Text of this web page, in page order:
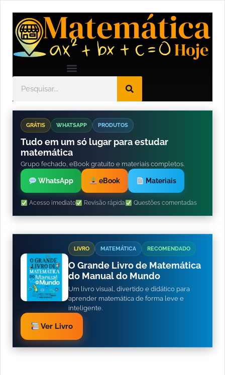
GRÁTIS WHATSAPP PRODUTOS
Tudo em um só lugar para estudar
matemática
Grupo fechado, eBook gratuito e materiais completos.
WhatsApp eBook Materiais
Acesso imediato Revisão rápida Questões comentadas
LIVRO MATEMÁTICA RECOMENDADO
O Grande Livro de Matemática
do Manual do Mundo
Um livro visual, divertido e didático para
aprender matemática de forma leve e
inteligente.
Ver Livro